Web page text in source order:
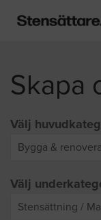
Skapa
Välj
Välj